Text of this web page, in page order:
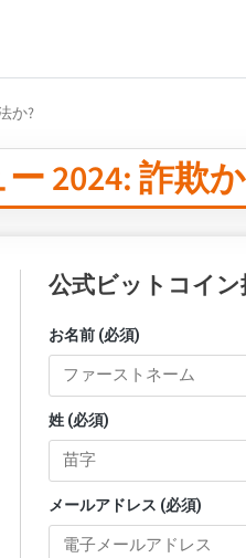
か?
2024: 詐欺
公式ビットコイ
お名前 (必須)
姓 (必須)
メールアドレス (必須)